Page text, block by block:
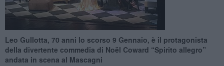
Leo Gullotta, 70 anni lo scorso 9 Gennaio, è il protagonista
della divertente commedia di Noël Coward “Spirito allegro”
andata in scena al Mascagni